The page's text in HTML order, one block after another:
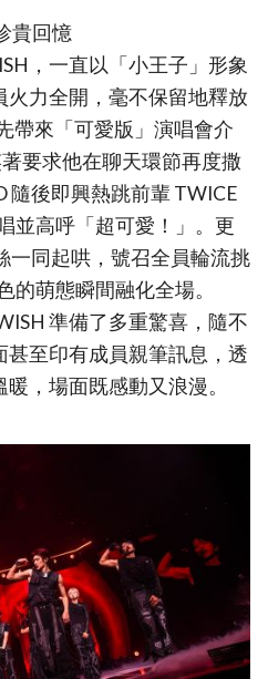
貴回憶
，一直以「小王子」形象
力全開，毫不保留地釋放
帶來「可愛版」演唱會介
要求他在聊天環節再度撒
隨後即興熱跳前輩 TWICE
並高呼「超可愛！」。更
一同起哄，號召全員輪流挑
萌態瞬間融化全場。
準備了多重驚喜，隨不
甚至印有成員親筆訊息，透
，場面既感動又浪漫。